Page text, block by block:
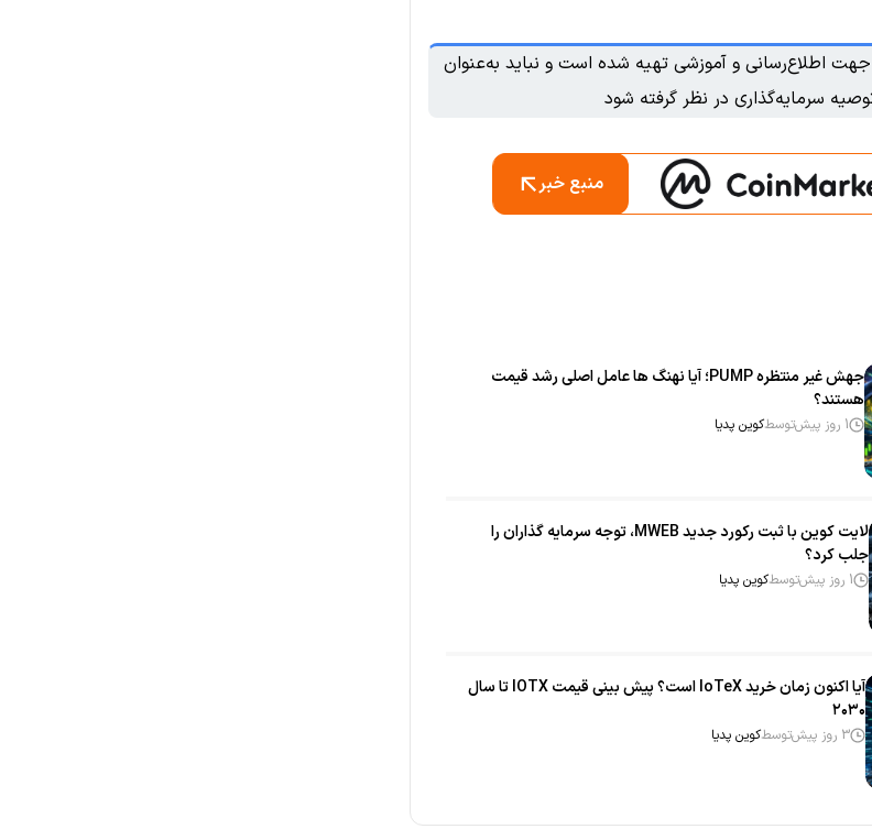
اطلاع‌رسانی و آموزشی تهیه شده است و نباید به‌عنوان
سرمایه‌گذاری در نظر گرفته شود
منبع خبر
جهش غیر منتظره PUMP؛ آیا نهنگ‌ ها عامل اصلی رشد قیمت
هستند؟
1 روز پیش توسطکوین پدیا
لایت‌ کوین با ثبت رکورد جدید MWEB، توجه سرمایه‌ گذاران را
جلب کرد؟
1 روز پیش توسطکوین پدیا
آیا اکنون زمان خرید IoTeX است؟ پیش‌ بینی قیمت IOTX تا سال
۲۰۳۰
3 روز پیش توسطکوین پدیا